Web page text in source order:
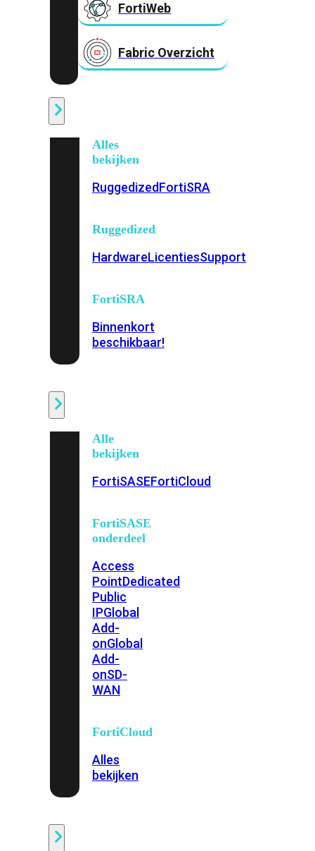
FortiWeb
Fabric Overzicht
Alles
bekijken
RuggedizedFortiSRA
Ruggedized
HardwareLicentiesSupport
FortiSRA
Binnenkort
beschikbaar!
Alle
bekijken
FortiSASEFortiCloud
FortiSASE
onderdeel
Access
PointDedicated
Public
IPGlobal
Add-
onGlobal
Add-
onSD-
WAN
FortiCloud
Alles
bekijken